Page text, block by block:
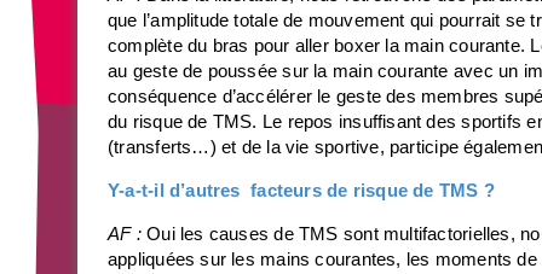
que l’amplitude totale de mouvement qui pourrait se
complète du bras pour aller boxer la main courante.
au geste de poussée sur la main courante avec un
conséquence d’accélérer le geste des membres
du risque de TMS. Le repos insuffisant des sportifs
(transferts…) et de la vie sportive, participe
Y-a-t-il d’autres facteurs de risque de TMS ?
AF :Oui les causes de TMS sont multifactorielles,
appliquées sur les mains courantes, les moments